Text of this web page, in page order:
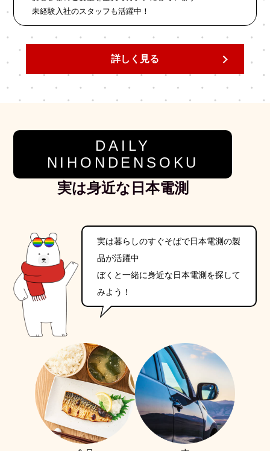
未経験入社のスタッフも活躍中！
詳しく見る
DAILY
NIHONDENSOKU
実は身近な日本電測
実は暮らしのすぐそばで日本電測の製
品が活躍中
ぼくと一緒に身近な日本電測を探して
みよう！